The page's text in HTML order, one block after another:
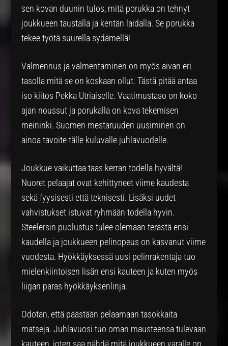
sen kovan duunin tulos, mitä porukka on tehnyt
joukkueen taustalla ja kentän laidalla. Se porukka
tekee työtä suurella sydämellä!
Valmennus ja valmentaminen on myös aivan eri
tasolla mitä se on koskaan ollut. Tästä pitää antaa
iso kiitos Pekka Utriaiselle. Vaatimustaso on koko
ajan noussut ja porukalla on kova tekemisen
meininki. Suomen mestaruuden uusiminen on
ainoa tavoite tälle kuluvalle juhlavuodelle.
Joukkue vaikuttaa taas kerran todella hyvältä!
Nuoret pelaajat ovat kehittyneet viime kaudesta
sekä fyysisesti että teknisesti. Lisäksi uudet
vahvistukset istuvat ryhmään todella hyvin.
Steelersin puolustus tulee olemaan terästä ensi
kaudella ja joukkueen pelinopeus on kasvanut viime
vuodesta. Hyökkäyksessä uusi pelinrakentaja tuo
mielenkiintoisen lisän ensi kauteen ja kuten myös
liigan paras hyökkäyksenlinja.
Odotan, että päästään pelaamaan tasokkaita
matseja. Juhlavuosi tuo oman mausteensa tulevaan
kauteen, joten saa nähdä mitä joukkueen varalle on